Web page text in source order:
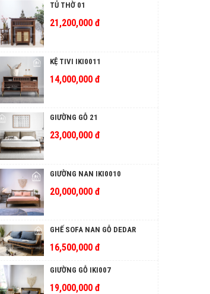
TỦ THỜ 01
21,200,000 đ
KỆ TIVI IKI0011
14,000,000 đ
GIƯỜNG GỖ 21
23,000,000 đ
GIƯỜNG NAN IKI0010
20,000,000 đ
GHẾ SOFA NAN GỖ DEDAR
16,500,000 đ
GIƯỜNG GỖ IKI007
19,000,000 đ